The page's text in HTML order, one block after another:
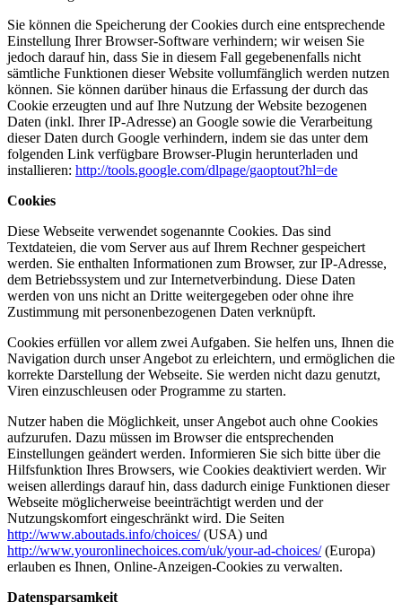
Sie können die Speicherung der Cookies durch eine entsprechende
Einstellung Ihrer Browser-Software verhindern; wir weisen Sie
jedoch darauf hin, dass Sie in diesem Fall gegebenenfalls nicht
sämtliche Funktionen dieser Website vollumfänglich werden nutzen
können. Sie können darüber hinaus die Erfassung der durch das
Cookie erzeugten und auf Ihre Nutzung der Website bezogenen
Daten (inkl. Ihrer IP-Adresse) an Google sowie die Verarbeitung
dieser Daten durch Google verhindern, indem sie das unter dem
folgenden Link verfügbare Browser-Plugin herunterladen und
installieren: http://tools.google.com/dlpage/gaoptout?hl=de
Cookies
Diese Webseite verwendet sogenannte Cookies. Das sind
Textdateien, die vom Server aus auf Ihrem Rechner gespeichert
werden. Sie enthalten Informationen zum Browser, zur IP-Adresse,
dem Betriebssystem und zur Internetverbindung. Diese Daten
werden von uns nicht an Dritte weitergegeben oder ohne ihre
Zustimmung mit personenbezogenen Daten verknüpft.
Cookies erfüllen vor allem zwei Aufgaben. Sie helfen uns, Ihnen die
Navigation durch unser Angebot zu erleichtern, und ermöglichen die
korrekte Darstellung der Webseite. Sie werden nicht dazu genutzt,
Viren einzuschleusen oder Programme zu starten.
Nutzer haben die Möglichkeit, unser Angebot auch ohne Cookies
aufzurufen. Dazu müssen im Browser die entsprechenden
Einstellungen geändert werden. Informieren Sie sich bitte über die
Hilfsfunktion Ihres Browsers, wie Cookies deaktiviert werden. Wir
weisen allerdings darauf hin, dass dadurch einige Funktionen dieser
Webseite möglicherweise beeinträchtigt werden und der
Nutzungskomfort eingeschränkt wird. Die Seiten
http://www.aboutads.info/choices/(USA) und
http://www.youronlinechoices.com/uk/your-ad-choices/(Europa)
erlauben es Ihnen, Online-Anzeigen-Cookies zu verwalten.
Datensparsamkeit